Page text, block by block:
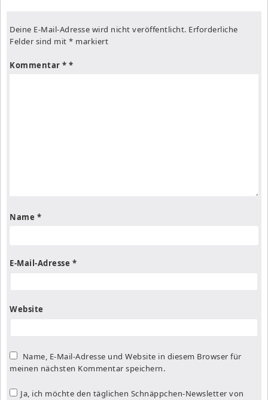
Deine E-Mail-Adresse wird nicht veröffentlicht. Erforderliche
Felder sind mit * markiert
Kommentar *
Name *
E-Mail-Adresse *
Website
Name, E-Mail-Adresse und Website in diesem Browser für
meinen nächsten Kommentar speichern.
Ja, ich möchte den täglichen Schnäppchen-Newsletter von